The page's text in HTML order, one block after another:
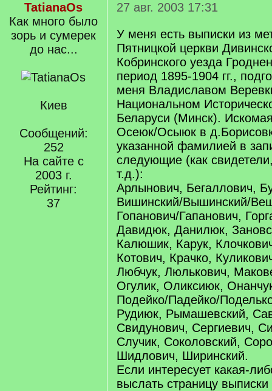
TatianaOs
Как много было
зорь и сумерек
до нас...
Киев
Сообщений:
252
На сайте с
2003 г.
Рейтинг:
37
27 авг. 2003 17:31
У меня есть выписки из
Пятницкой церкви
Кобринского уезда
период 1895-1904 гг.,
меня Владиславом
Национальном
Беларуси (Минск).
Осеюк/Осыюк в
указанной фамилией в
следующие (как
т.д.):
Арлынович, Бегаллович,
Вишинский/Вышинский/
Гопанович/Гапанович,
Давидюк, Данилюк,
Калюшик, Карук,
Котович, Крачко,
Любчук, Люлькович,
Огулик, Оликсиюк,
Подейко/Падейко/
Рудиюк, Рымашевский,
Свидунович, Сергиевич,
Случик, Соколовский,
Шидлович, Ширинский.
Если интересует какая-
выслать страницу